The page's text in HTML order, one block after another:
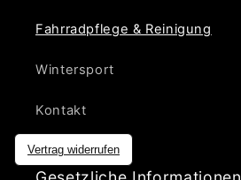
Fahrradpflege & Reinigung
Wintersport
Kontakt
Vertrag widerrufen